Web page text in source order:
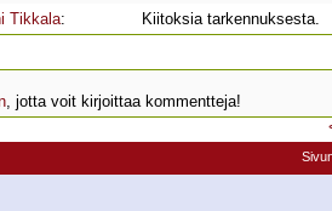
Tikkala: Kiitoksia tarkennuksesta.
, jotta voit kirjoittaa kommentteja!